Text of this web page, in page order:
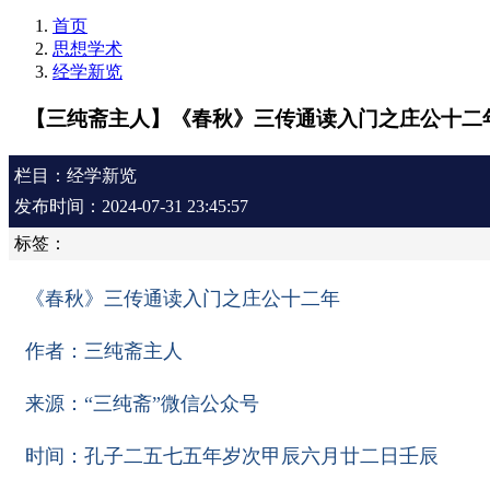
首页
思想学术
经学新览
【三纯斋主人】《春秋》三传通读入门之庄公十二
栏目：经学新览
发布时间：2024-07-31 23:45:57
标签：
《春秋》三传通读入门之庄公十二年
作者：三纯斋主人
来源：“三纯斋”微信公众号
时间：孔子二五七五年岁次甲辰六月廿二日壬辰